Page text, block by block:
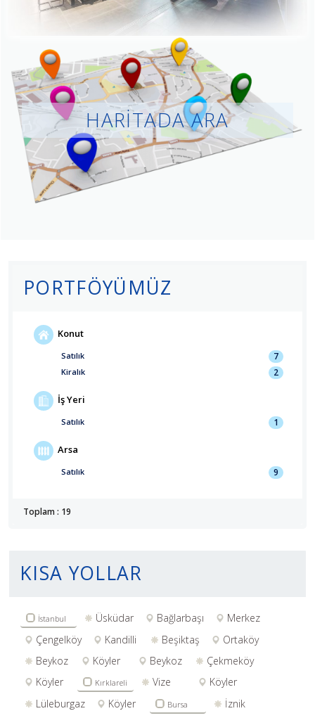
HARİTADA ARA
PORTFÖYÜMÜZ
Konut
Satılık 7
Kiralık 2
İş Yeri
Satılık 1
Arsa
Satılık 9
Toplam : 19
KISA YOLLAR
İstanbul Üsküdar Bağlarbaşı
Merkez
Çengelköy
Kandilli Beşiktaş
Ortaköy
Beykoz
Köyler Beykoz
Çekmeköy
Köyler
Kırklareli Vize
Köyler
Lüleburgaz
Köyler Bursa
İznik